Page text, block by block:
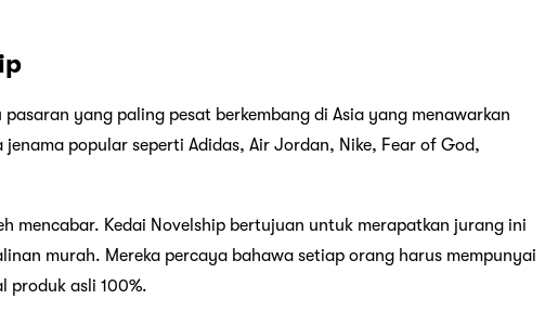
yang paling pesat berkembang di Asia yang menawarkan
popular seperti Adidas, Air Jordan, Nike, Fear of God,
mencabar. Kedai Novelship bertujuan untuk merapatkan jurang ini
murah. Mereka percaya bahawa setiap orang harus mempunyai
produk asli 100%.